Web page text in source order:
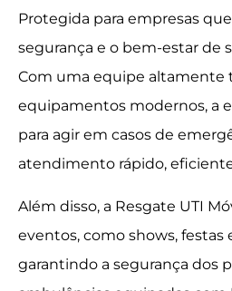
Protegida para empresas
segurança e o bem-estar de
Com uma equipe altamente
equipamentos modernos, a
para agir em casos de
atendimento rápido,
Além disso, a Resgate UTI
eventos, como shows, festas
garantindo a segurança dos